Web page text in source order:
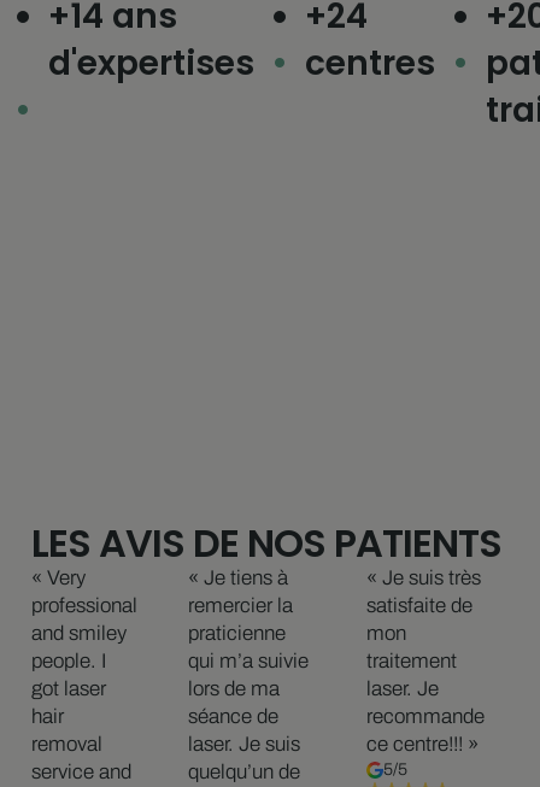
+14 ans
d'expertises
+24
centres
LES AVIS DE NOS PATIENTS
« Very
professional
and smiley
people. I
got laser
hair
removal
service and
« Je tiens à
remercier la
praticienne
qui m’a suivie
lors de ma
séance de
laser. Je suis
quelqu’un de
« Je suis très
satisfaite de
mon
traitement
laser. Je
recommande
ce centre!!! »
5/5